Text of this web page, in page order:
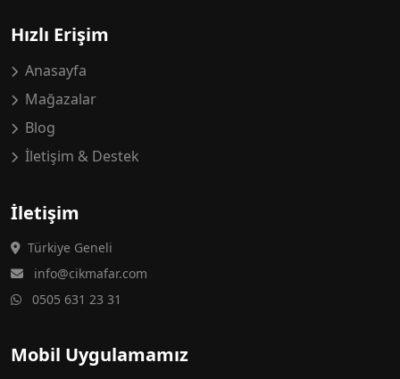
Hızlı Erişim
Anasayfa
Mağazalar
Blog
İletişim & Destek
İletişim
Türkiye Geneli
info@cikmafar.com
0505 631 23 31
Mobil Uygulamamız